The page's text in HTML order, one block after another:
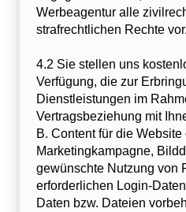
Werbeagentur alle
strafrechtlichen Rechte vor.
4.2 Sie stellen uns
Verfügung, die zur
Dienstleistungen im
Vertragsbeziehung mit
B. Content für die Website
Marketingkampagne,
gewünschte Nutzung von
erforderlichen Login-
Daten bzw. Dateien